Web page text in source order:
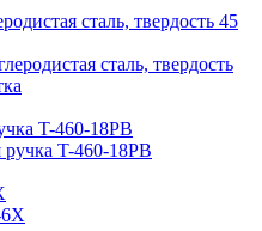
сталь, твердость 45
T-460-18PB